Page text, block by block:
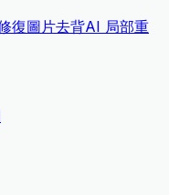
復圖片去背AI 局部重